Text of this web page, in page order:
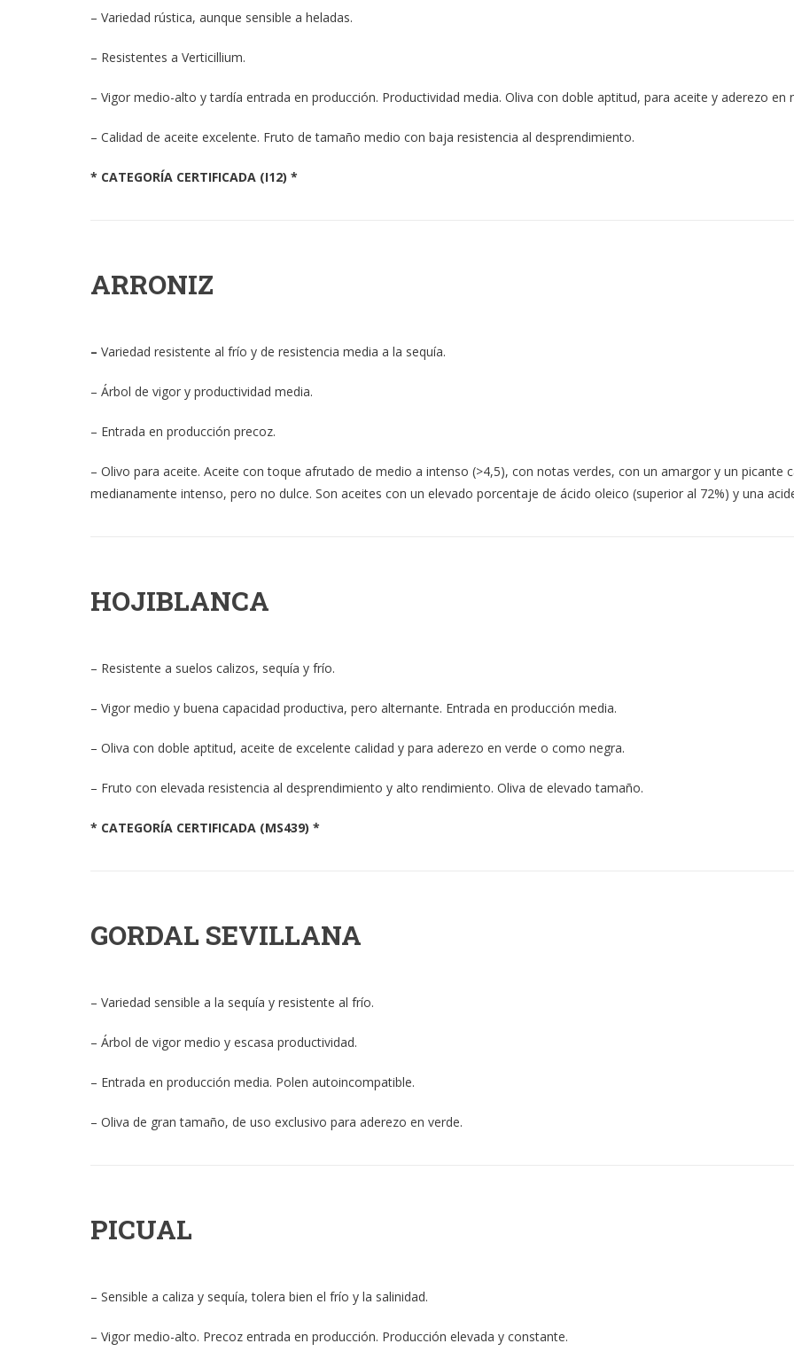
– Variedad rústica, aunque sensible a heladas.
– Resistentes a Verticillium.
– Vigor medio-alto y tardía entrada en producción. Productividad media. Oliva con doble aptitud, para aceite y aderezo en
– Calidad de aceite excelente. Fruto de tamaño medio con baja resistencia al desprendimiento.
* CATEGORÍA CERTIFICADA (I12) *
ARRONIZ
– Variedad resistente al frío y de resistencia media a la sequía.
– Árbol de vigor y productividad media.
– Entrada en producción precoz.
– Olivo para aceite. Aceite con toque afrutado de medio a intenso (>4,5), con notas verdes, con un amargor y un picante
medianamente intenso, pero no dulce. Son aceites con un elevado porcentaje de ácido oleico (superior al 72%) y una
HOJIBLANCA
– Resistente a suelos calizos, sequía y frío.
– Vigor medio y buena capacidad productiva, pero alternante. Entrada en producción media.
– Oliva con doble aptitud, aceite de excelente calidad y para aderezo en verde o como negra.
– Fruto con elevada resistencia al desprendimiento y alto rendimiento. Oliva de elevado tamaño.
* CATEGORÍA CERTIFICADA (MS439) *
GORDAL SEVILLANA
– Variedad sensible a la sequía y resistente al frío.
– Árbol de vigor medio y escasa productividad.
– Entrada en producción media. Polen autoincompatible.
– Oliva de gran tamaño, de uso exclusivo para aderezo en verde.
PICUAL
– Sensible a caliza y sequía, tolera bien el frío y la salinidad.
– Vigor medio-alto. Precoz entrada en producción. Producción elevada y constante.